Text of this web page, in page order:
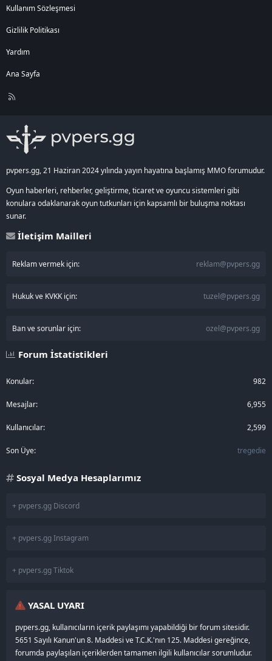
Kullanım Sözleşmesi
Gizlilik Politikası
Yardım
Ana Sayfa
R
pvpers.gg, 21 Haziran 2024 yılında yayın hayatına başlamış MMO forumudur.
Oyun haberleri, rehberler, geliştirme, ticaret ve oyuncu sistemleri gibi
konulara odaklanarak oyun tutkunları için kapsamlı bir buluşma noktası
sunar.
İletişim Mailleri
Reklam vermek için: reklam@pvpers.gg
Hukuk ve KVKK için: tuzel@pvpers.gg
Ban ve sorunlar için: ozel@pvpers.gg
Forum İstatistikleri
Konular 982
Mesajlar 6,955
Kullanıcılar 2,599
Son Üye tregedie
Sosyal Medya Hesaplarımız
+ pvpers.gg Discord
+ pvpers.gg Instagram
+ pvpers.gg Tiktok
YASAL UYARI
pvpers.gg, kullanıcıların içerik paylaşımı yapabildiği bir forum sitesidir.
5651 Sayılı Kanun'un 8. Maddesi ve T.C.K.'nın 125. Maddesi gereğince,
forumda paylaşılan içeriklerden tamamen ilgili kullanıcılar sorumludur.